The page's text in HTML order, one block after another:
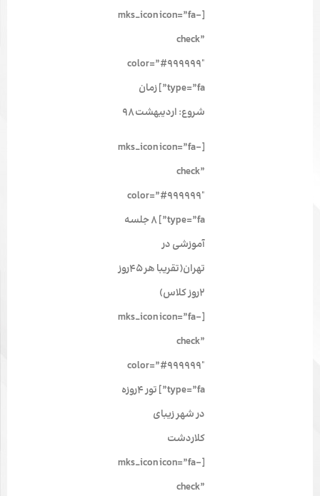
[mks_icon icon=”fa-
check”
color=”#999999″
type=”fa”] زمان
شروع: اردیبهشت ۹۸
[mks_icon icon=”fa-
check”
color=”#999999″
type=”fa”] ۸ جلسه
آموزشی در
تهران(تقریبا هر ۴۵روز
۲روز کلاس)
[mks_icon icon=”fa-
check”
color=”#999999″
type=”fa”] تور ۴روزه
در شهر زیبای
کلاردشت
[mks_icon icon=”fa-
check”